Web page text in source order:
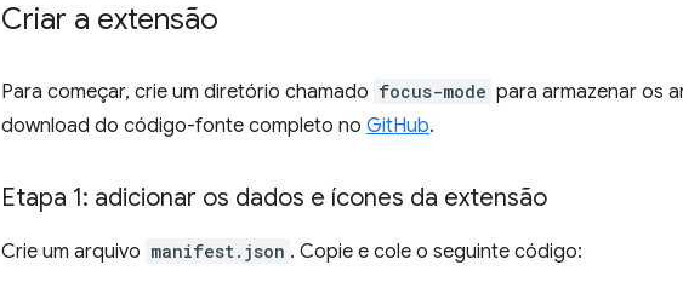
Criar a extensão
Para começar, crie um diretório chamado focus-mode para armazenar os
download do código-fonte completo no GitHub.
Etapa 1: adicionar os dados e ícones da extensão
Crie um arquivo manifest.json . Copie e cole o seguinte código: